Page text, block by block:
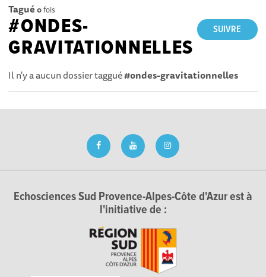
Tagué 0fois
SUIVRE
#ONDES-
GRAVITATIONNELLES
Il n'y a aucun dossier taggué#ondes-gravitationnelles
Echosciences Sud Provence-Alpes-Côte d'Azur est à
l'initiative de :